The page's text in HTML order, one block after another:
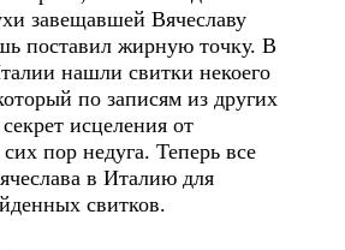
завещавшей Вячеславу
поставил жирную точку. В
нашли свитки некоего
по записям из других
исцеления от
пор недуга. Теперь все
в Италию для
свитков.